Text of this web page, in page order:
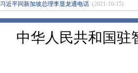
习近平同新加坡总理李显龙通电话 (2021-10-15)
中华人民共和国驻